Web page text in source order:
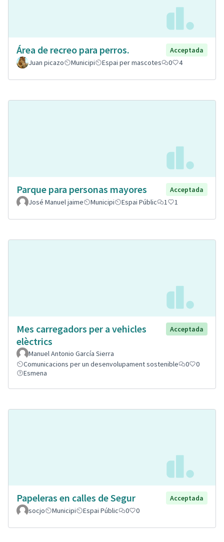
Área de recreo para perros.
Acceptada
Juan picazo
Municipi Espai per mascotes 0 4
Parque para personas mayores
Acceptada
José Manuel jaime
Municipi Espai Públic 1 1
Mes carregadors per a vehicles
elèctrics
Acceptada
Manuel Antonio García Sierra
Comunicacions per un desenvolupament sostenible
0
0
Esmena
Papeleras en calles de Segur
Acceptada
socjo
Municipi Espai Públic 0 0